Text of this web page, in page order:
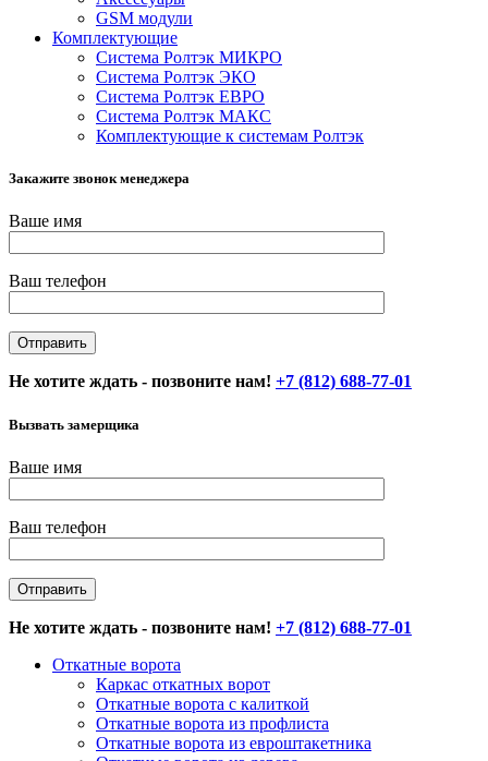
GSM модули
Комплектующие
Система Ролтэк МИКРО
Система Ролтэк ЭКО
Система Ролтэк ЕВРО
Система Ролтэк МАКС
Комплектующие к системам Ролтэк
Закажите звонок менеджера
Ваше имя
Ваш телефон
Не хотите ждать - позвоните нам! +7 (812) 688-77-01
Вызвать замерщика
Ваше имя
Ваш телефон
Не хотите ждать - позвоните нам! +7 (812) 688-77-01
Откатные ворота
Каркас откатных ворот
Откатные ворота с калиткой
Откатные ворота из профлиста
Откатные ворота из евроштакетника